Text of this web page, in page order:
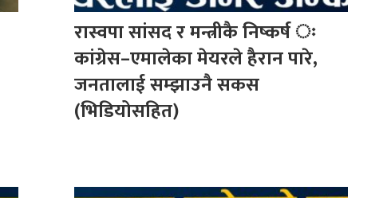
रास्वपा सांसद र मन्त्रीकै निष्कर्ष ः
कांग्रेस–एमालेका मेयरले हैरान पारे,
जनतालाई सम्झाउनै सकस
(भिडियोसहित)